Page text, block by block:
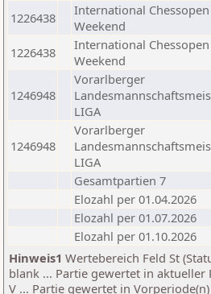
1226438
International Chessopen
Weekend
1226438
International Chessopen
Weekend
1246948
Vorarlberger
LIGA
1246948
Vorarlberger
LIGA
Gesamtpartien 7
Elozahl per 01.04.2026
Elozahl per 01.07.2026
Elozahl per 01.10.2026
Hinweis1 Wertebereich Feld St
blank ... Partie gewertet in aktueller
V ... Partie gewertet in